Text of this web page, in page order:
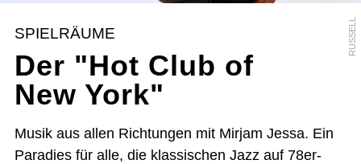
RUSSELL
SPIELRÄUME
Der "Hot Club of
New York"
Musik aus allen Richtungen mit Mirjam Jessa. Ein
Paradies für alle, die klassischen Jazz auf 78er-